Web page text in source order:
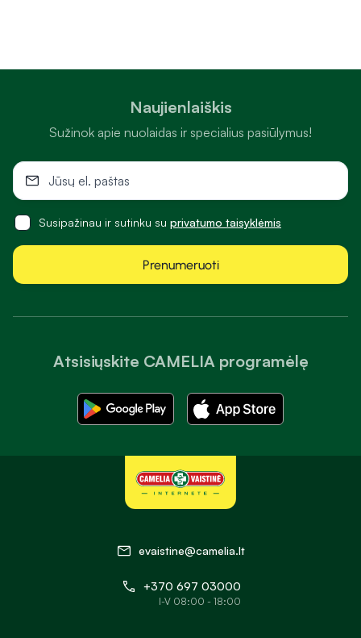
Atsisiųskite CAMELIA programėlę
Naujienlaiškis
Sužinok apie nuolaidas ir specialius pasiūlymus!
Susipažinau ir sutinku su privatumo taisyklėmis
Prenumeruoti
evaistine@camelia.lt
+370 697 03000
I-V 08:00 - 18:00